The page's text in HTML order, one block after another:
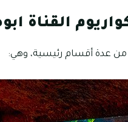
القناة
من عدة أقسام رئيسية، وهي: